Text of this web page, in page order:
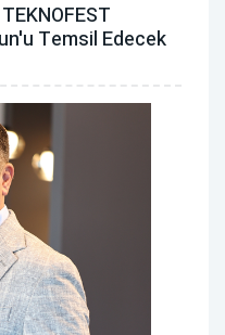
Temsil Edecek